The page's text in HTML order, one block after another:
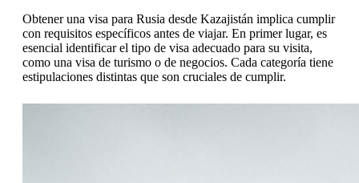
Obtener una visa para Rusia desde Kazajistán implica cumplir
con requisitos específicos antes de viajar. En primer lugar, es
esencial identificar el tipo de visa adecuado para su visita,
como una visa de turismo o de negocios. Cada categoría tiene
estipulaciones distintas que son cruciales de cumplir.